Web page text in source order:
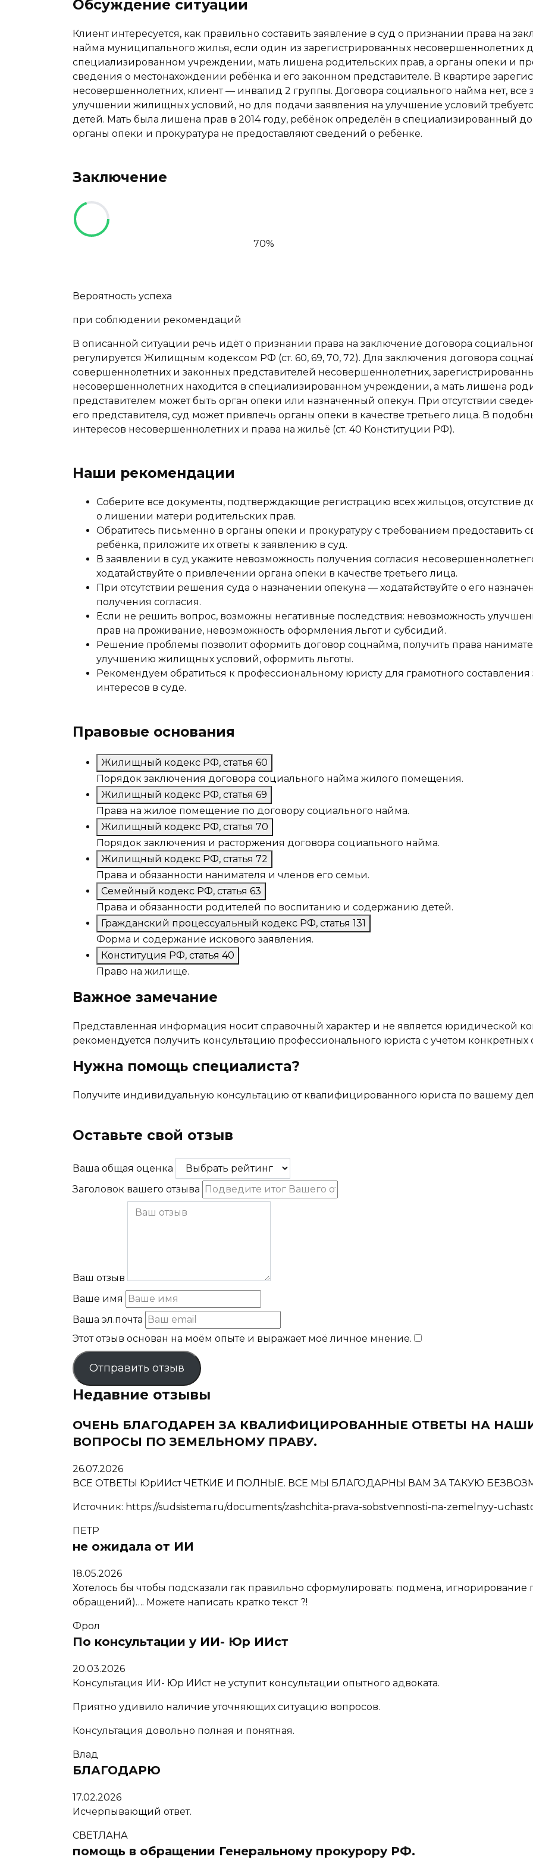
Обсуждение ситуации
Клиент интересуется, как правильно составить заявление в суд о признании права на
найма муниципального жилья, если один из зарегистрированных несовершеннолетних
специализированном учреждении, мать лишена родительских прав, а органы опеки и
сведения о местонахождении ребёнка и его законном представителе. В квартире
несовершеннолетних, клиент — инвалид 2 группы. Договора социального найма нет,
улучшении жилищных условий, но для подачи заявления на улучшение условий
детей. Мать была лишена прав в 2014 году, ребёнок определён в специализированный
органы опеки и прокуратура не предоставляют сведений о ребёнке.
Заключение
70%
Вероятность успеха
при соблюдении рекомендаций
В описанной ситуации речь идёт о признании права на заключение договора
регулируется Жилищным кодексом РФ (ст. 60, 69, 70, 72). Для заключения договора
совершеннолетних и законных представителей несовершеннолетних,
несовершеннолетних находится в специализированном учреждении, а мать лишена
представителем может быть орган опеки или назначенный опекун. При отсутствии
его представителя, суд может привлечь органы опеки в качестве третьего лица. В
интересов несовершеннолетних и права на жильё (ст. 40 Конституции РФ).
Наши рекомендации
Соберите все документы, подтверждающие регистрацию всех жильцов, отсутствие
о лишении матери родительских прав.
Обратитесь письменно в органы опеки и прокуратуру с требованием предоставить
ребёнка, приложите их ответы к заявлению в суд.
В заявлении в суд укажите невозможность получения согласия
ходатайствуйте о привлечении органа опеки в качестве третьего лица.
При отсутствии решения суда о назначении опекуна — ходатайствуйте о его
получения согласия.
Если не решить вопрос, возможны негативные последствия: невозможность
прав на проживание, невозможность оформления льгот и субсидий.
Решение проблемы позволит оформить договор соцнайма, получить права
улучшению жилищных условий, оформить льготы.
Рекомендуем обратиться к профессиональному юристу для грамотного
интересов в суде.
Правовые основания
Жилищный кодекс РФ, статья 60
Порядок заключения договора социального найма жилого помещения.
Жилищный кодекс РФ, статья 69
Права на жилое помещение по договору социального найма.
Жилищный кодекс РФ, статья 70
Порядок заключения и расторжения договора социального найма.
Жилищный кодекс РФ, статья 72
Права и обязанности нанимателя и членов его семьи.
Семейный кодекс РФ, статья 63
Права и обязанности родителей по воспитанию и содержанию детей.
Гражданский процессуальный кодекс РФ, статья 131
Форма и содержание искового заявления.
Конституция РФ, статья 40
Право на жилище.
Важное замечание
Представленная информация носит справочный характер и не является юридической
рекомендуется получить консультацию профессионального юриста с учетом конкретных
Нужна помощь специалиста?
Получите индивидуальную консультацию от квалифицированного юриста по вашему
Оставьте свой отзыв
Ваша общая оценка
Заголовок вашего отзыва
Ваш отзыв
Ваше имя
Ваша эл.почта
Этот отзыв основан на моём опыте и выражает моё личное мнение.
Отправить отзыв
Недавние отзывы
ОЧЕНЬ БЛАГОДАРЕН ЗА КВАЛИФИЦИРОВАННЫЕ ОТВЕТЫ НА
ВОПРОСЫ ПО ЗЕМЕЛЬНОМУ ПРАВУ.
26.07.2026
ВСЕ ОТВЕТЫ ЮрИИст ЧЕТКИЕ И ПОЛНЫЕ. ВСЕ МЫ БЛАГОДАРНЫ ВАМ ЗА ТАКУЮ
Источник: https://sudsistema.ru/documents/zashchita-prava-sobstvennosti-na-zemelnyy-
ПЕТР
не ожидала от ИИ
18.05.2026
Хотелось бы чтобы подсказали rак правильно сформулировать: подмена, игнорирование
обращений)…. Можете написать кратко текст ?!
Фрол
По консультации у ИИ- Юр ИИст
20.03.2026
Консультация ИИ- Юр ИИст не уступит консультации опытного адвоката.
Приятно удивило наличие уточняющих ситуацию вопросов.
Консультация довольно полная и понятная.
Влад
БЛАГОДАРЮ
17.02.2026
Исчерпывающий ответ.
СВЕТЛАНА
помощь в обращении Генеральному прокурору РФ.